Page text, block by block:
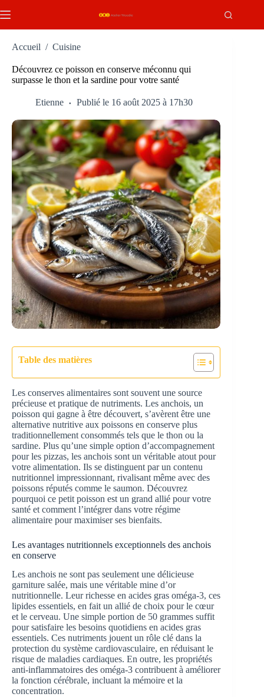
au
Accueil / Cuisine
Découvrez ce poisson en conserve méconnu qui
surpasse le thon et la sardine pour votre santé
Etienne Publié le 16 août 2025 à 17h30
Table des matières
Les conserves alimentaires sont souvent une source
précieuse et pratique de nutriments. Les anchois, un
poisson qui gagne à être découvert, s’avèrent être une
alternative nutritive aux poissons en conserve plus
traditionnellement consommés tels que le thon ou la
sardine. Plus qu’une simple option d’accompagnement
pour les pizzas, les anchois sont un véritable atout pour
votre alimentation. Ils se distinguent par un contenu
nutritionnel impressionnant, rivalisant même avec des
poissons réputés comme le saumon. Découvrez
pourquoi ce petit poisson est un grand allié pour votre
santé et comment l’intégrer dans votre régime
alimentaire pour maximiser ses bienfaits.
Les avantages nutritionnels exceptionnels des anchois
en conserve
Les anchois ne sont pas seulement une délicieuse
garniture salée, mais une véritable mine d’or
nutritionnelle. Leur richesse en acides gras oméga-3, ces
lipides essentiels, en fait un allié de choix pour le cœur
et le cerveau. Une simple portion de 50 grammes suffit
pour satisfaire les besoins quotidiens en acides gras
essentiels. Ces nutriments jouent un rôle clé dans la
protection du système cardiovasculaire, en réduisant le
risque de maladies cardiaques. En outre, les propriétés
anti-inflammatoires des oméga-3 contribuent à améliorer
la fonction cérébrale, incluant la mémoire et la
concentration.